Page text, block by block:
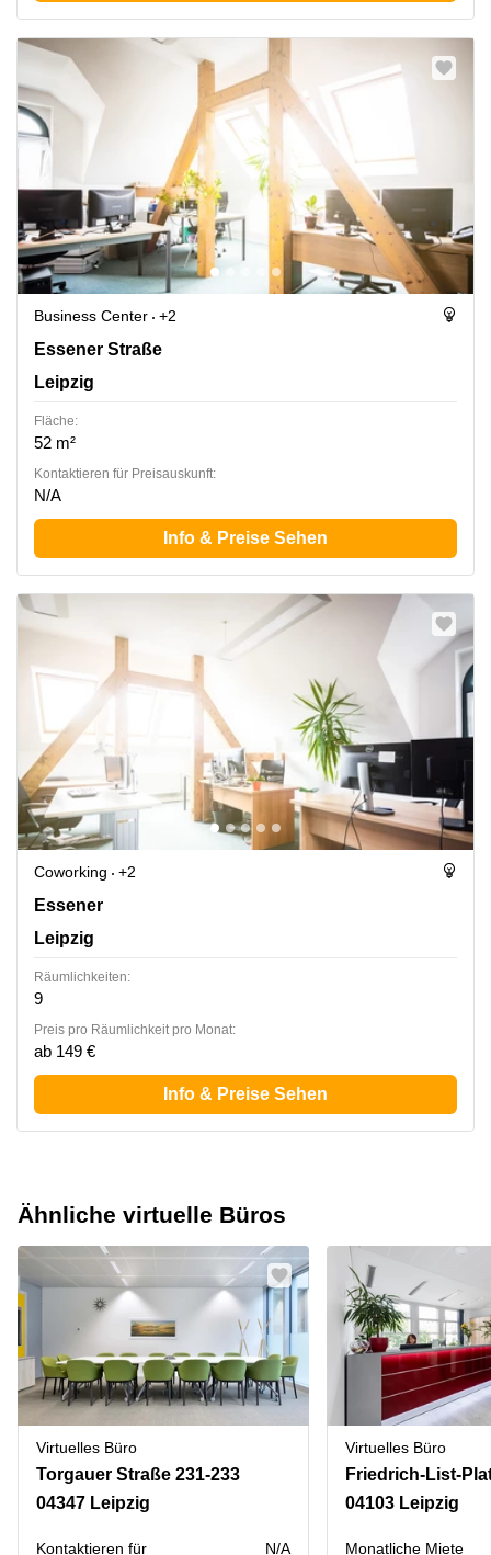
Business Center
+2
Essener Straße 100, Leipzig
Essener Straße
Leipzig
Fläche:
52 m²
Kontaktieren für Preisauskunft:
N/A
Info & Preise Sehen
Coworking
+2
Essener Straße 100, Leipzig
Essener
Leipzig
Räumlichkeiten:
9
Preis pro Räumlichkeit pro Monat:
ab 149 €
Info & Preise Sehen
Ähnliche virtuelle Büros
Virtuelles Büro
Torgauer Straße 231-233
04347 Leipzig
Kontaktieren für
N/A
Virtuelles Büro
Friedrich-List-
04103 Leipzig
Monatliche Miete